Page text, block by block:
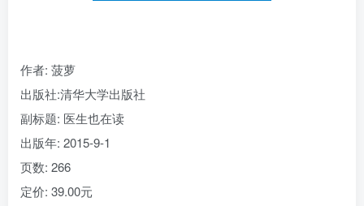
作者: 菠萝
出版社:清华大学出版社
副标题: 医生也在读
出版年: 2015-9-1
页数: 266
定价: 39.00元